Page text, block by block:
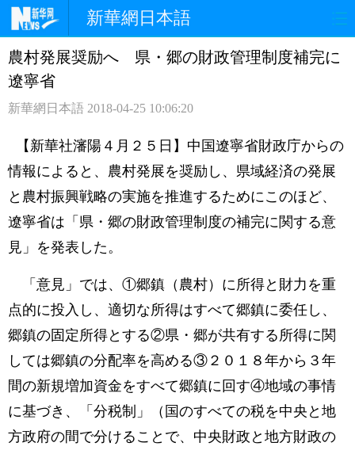
新華網日本語
ホームページ 政治 経済
観光 評論 写真
中日対訳
農村発展奨励へ 県・郷の財政管理制度補完に
遼寧省
新華網日本語 2018-04-25 10:06:20
【新華社瀋陽４月２５日】中国遼寧省財政庁からの
情報によると、農村発展を奨励し、県域経済の発展
と農村振興戦略の実施を推進するためにこのほど、
遼寧省は「県・郷の財政管理制度の補完に関する意
見」を発表した。
「意見」では、①郷鎮（農村）に所得と財力を重
点的に投入し、適切な所得はすべて郷鎮に委任し、
郷鎮の固定所得とする②県・郷が共有する所得に関
しては郷鎮の分配率を高める③２０１８年から３年
間の新規増加資金をすべて郷鎮に回す④地域の事情
に基づき、「分税制」（国のすべての税を中央と地
方政府の間で分けることで、中央財政と地方財政の